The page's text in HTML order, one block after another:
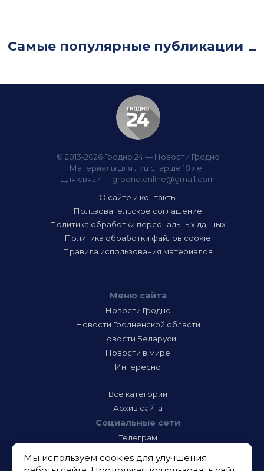
Самые популярные публикации
© 2013-2026 Гродно 24 — Новости Гродно
Материалы для лиц старше 18 лет
Для связи — grodno.online@gmail.com
О сайте и контакты
Пользовательское соглашение
Политика обработки персональных данных
Политика обработки файлов cookie
Правила использования материалов
Меню сайта
Новости Гродно
Новости Гродненской области
Новости Беларуси
Новости в мире
Интересно
Все категории
Архив сайта
Социальные сети
Телеграм
Инстаграм
Мы используем cookies для улучшения